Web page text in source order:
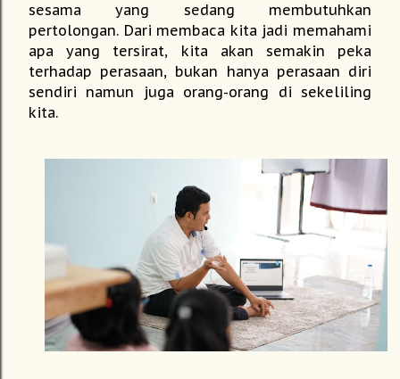
sesama yang sedang membutuhkan
pertolongan. Dari membaca kita jadi memahami
apa yang tersirat, kita akan semakin peka
terhadap perasaan, bukan hanya perasaan diri
sendiri namun juga orang-orang di sekeliling
kita.